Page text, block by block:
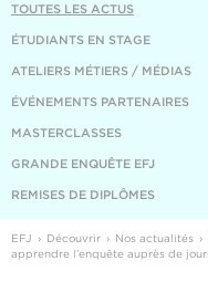
TOUTES LES ACTUS
ÉTUDIANTS EN STAGE
ATELIERS MÉTIERS / MÉDIAS
ÉVÉNEMENTS PARTENAIRES
MASTERCLASSES
GRANDE ENQUÊTE EFJ
REMISES DE DIPLÔMES
EFJ Découvrir Nos actualités
apprendre l’enquête auprès de